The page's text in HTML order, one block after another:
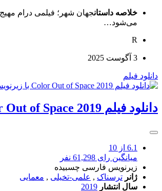
خلاصه داستانجهان شهر؛ فیلمی درام
می‌شود…
R
3 آگوست 2025
دانلود فیلم
دانلود فیلم Color Out of Space 2019 با زیرنویس چسبیده
6.1 از 10
میانگین رای 61,298 نفر
زیرنویس فارسی چسبیده
ژانر ترسناک , علمی-تخیلی , معمایی
سال انتشار 2019